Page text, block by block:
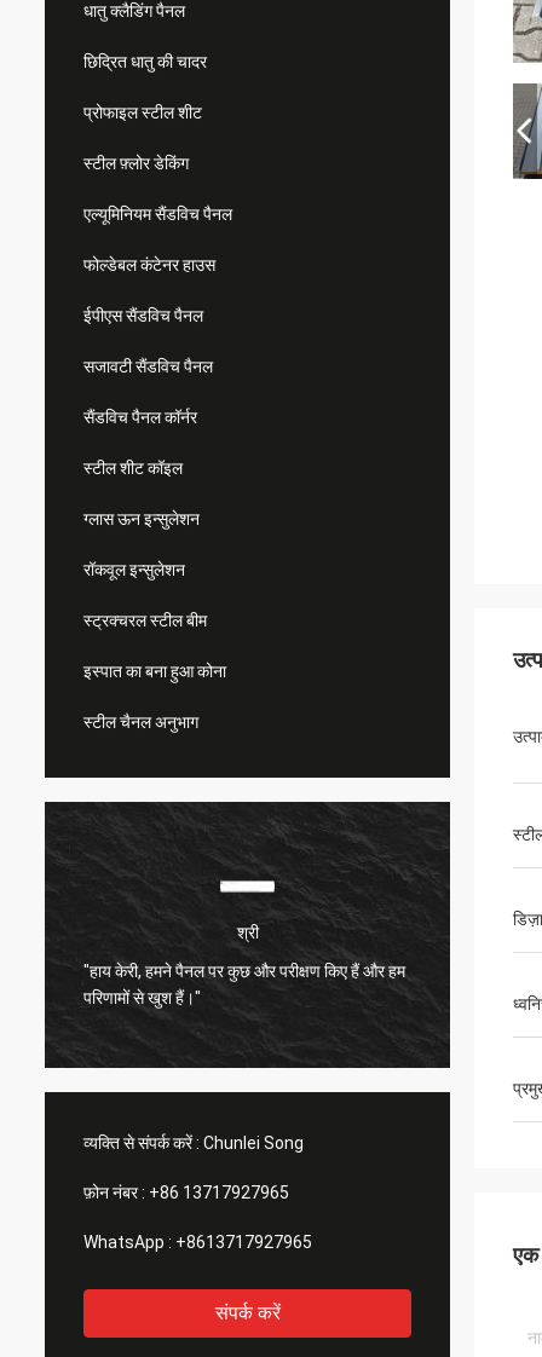
धातु क्लैडिंग पैनल
छिद्रित धातु की चादर
प्रोफाइल स्टील शीट
स्टील फ़्लोर डेकिंग
एल्यूमिनियम सैंडविच पैनल
फोल्डेबल कंटेनर हाउस
ईपीएस सैंडविच पैनल
सजावटी सैंडविच पैनल
सैंडविच पैनल कॉर्नर
स्टील शीट कॉइल
ग्लास ऊन इन्सुलेशन
रॉकवूल इन्सुलेशन
स्ट्रक्चरल स्टील बीम
इस्पात का बना हुआ कोना
स्टील चैनल अनुभाग
श्री
"हाय केरी, हमने पैनल पर कुछ और परीक्षण किए हैं और हम
परिणामों से खुश हैं।"
बहुत
व्यक्ति से संपर्क करें : Chunlei Song
फ़ोन नंबर : +86 13717927965
WhatsApp : +8613717927965
संपर्क करें
एक